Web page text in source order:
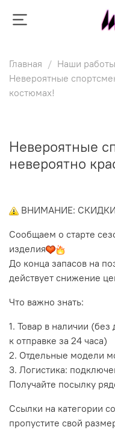
Главная
Наши работы
Невероятные
костюмах!
Невероятные
невероятно
ВНИМАНИЕ:
Сообщаем о старте
изделия
До конца запасов на
действует снижение
Что важно знать:
1. Товар в наличии
к отправке за 24 часа)
2. Отдельные модели
3. Логистика:
Получайте посылку
Ссылки на категории
пропустите свой